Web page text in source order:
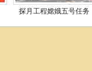
探月工程嫦娥五号任务